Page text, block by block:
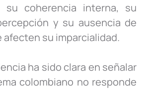
su coherencia interna, su
y su ausencia de
afecten su imparcialidad.
ha sido clara en señalar
colombiano no responde